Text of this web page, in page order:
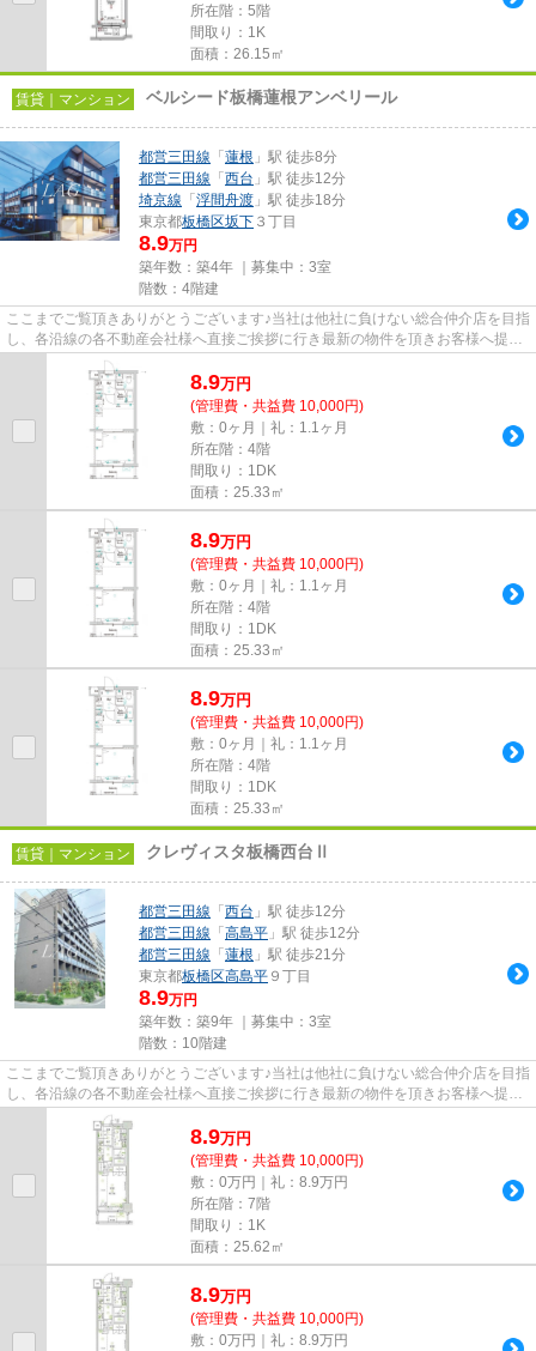
所在階：5階
間取り：1K
面積：26.15㎡
賃貸｜マンション ベルシード板橋蓮根アンベリール
都営三田線 「 蓮根 」駅 徒歩8分
都営三田線 「 西台 」駅 徒歩12分
埼京線 「 浮間舟渡 」駅 徒歩18分
東京都板橋区坂下 ３丁目
8.9万円
築年数：築4年 ｜募集中： 3室
階数：4階建
ここまでご覧頂きありがとうございます♪当社は他社に負けない総合仲介店を目指
し、各沿線の各不動産会社様へ直接ご挨拶に行き最新の物件を頂きお客様へ提供
しております！最新の情報は...
8.9万円
(管理費・共益費 10,000円)
敷：0ヶ月｜礼：1.1ヶ月
所在階：4階
間取り：1DK
面積：25.33㎡
8.9万円
(管理費・共益費 10,000円)
敷：0ヶ月｜礼：1.1ヶ月
所在階：4階
間取り：1DK
面積：25.33㎡
8.9万円
(管理費・共益費 10,000円)
敷：0ヶ月｜礼：1.1ヶ月
所在階：4階
間取り：1DK
面積：25.33㎡
賃貸｜マンション クレヴィスタ板橋西台Ⅱ
都営三田線 「 西台 」駅 徒歩12分
都営三田線 「 高島平 」駅 徒歩12分
都営三田線 「 蓮根 」駅 徒歩21分
東京都板橋区高島平 ９丁目
8.9万円
築年数：築9年 ｜募集中： 3室
階数：10階建
ここまでご覧頂きありがとうございます♪当社は他社に負けない総合仲介店を目指
し、各沿線の各不動産会社様へ直接ご挨拶に行き最新の物件を頂きお客様へ提供
しております！最新の情報は...
8.9万円
(管理費・共益費 10,000円)
敷：0万円｜礼：8.9万円
所在階：7階
間取り：1K
面積：25.62㎡
8.9万円
(管理費・共益費 10,000円)
敷：0万円｜礼：8.9万円